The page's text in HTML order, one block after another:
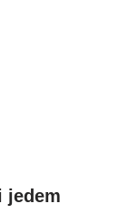
jedem